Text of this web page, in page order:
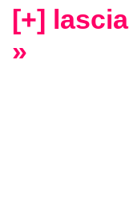
[+]
»